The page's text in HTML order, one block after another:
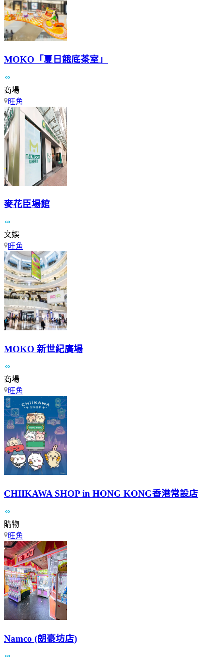
MOKO「夏日餓底茶室」
商場
旺角
麥花臣場館
文娛
旺角
MOKO 新世紀廣場
商場
旺角
CHIIKAWA SHOP in HONG KONG香港常設店
購物
旺角
Namco (朗豪坊店)